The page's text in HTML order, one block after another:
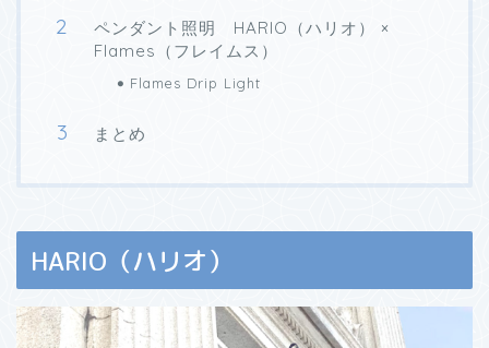
ペンダント照明 HARIO（ハリオ） ×
Flames（フレイムス）
Flames Drip Light
まとめ
HARIO（ハリオ）